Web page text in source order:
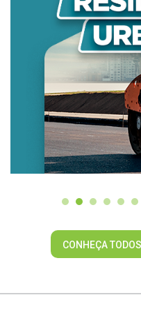
CONHEÇA